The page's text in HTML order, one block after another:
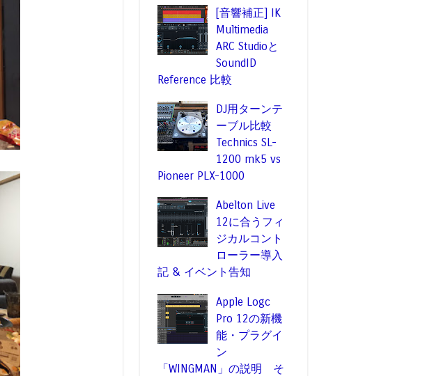
[音響補正] IK
Multimedia
ARC Studioと
SoundID
Reference 比較
DJ用ターンテ
ーブル比較
Technics SL-
1200 mk5 vs
Pioneer PLX-1000
Abelton Live
12に合うフィ
ジカルコント
ローラー導入
記 & イベント告知
Apple Logc
Pro 12の新機
能・プラグイ
ン
「WINGMAN」の説明 そ